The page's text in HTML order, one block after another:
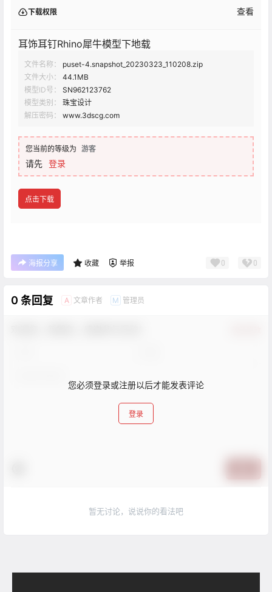
下载权限 查看
耳饰耳钉Rhino犀牛模型下地载
文件名称：
puset-4.snapshot_20230323_110208.zip
文件大小：
44.1MB
模型ID号：
SN962123762
模型类别：
珠宝设计
解压密码：
www.3dscg.com
您当前的等级为 游客
请先 登录
点击下载
海报分享 收藏 举报 0 0
0 条回复 A 文章作者 M 管理员
您必须登录或注册以后才能发表评论
登录
暂无讨论，说说你的看法吧